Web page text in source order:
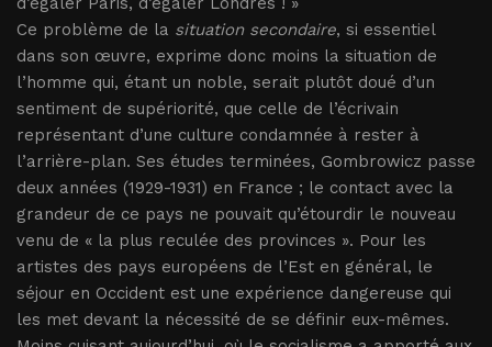
Ce problème de la situation secondaire, si essentiel
dans son œuvre, exprime donc moins la situation de
l’homme qui, étant un noble, serait plutôt doué d’un
sentiment de supériorité, que celle de l’écrivain
représentant d’une culture condamnée à rester à
l’arrière-plan. Ses études terminées, Gombrowicz passe
deux années (1929-1931) en France ; le contact avec la
grandeur de ce pays ne pouvait qu’étourdir le nouveau
venu de « la plus reculée des provinces ». Pour les
artistes des pays européens de l’Est en général, le
séjour en Occident est une expérience dangereuse qui
les met devant la nécessité de se définir eux-mêmes.